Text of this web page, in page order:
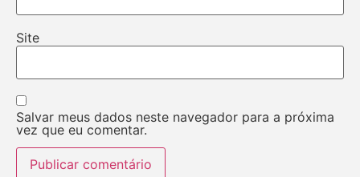
Site
Salvar meus dados neste navegador para a próxima
vez que eu comentar.